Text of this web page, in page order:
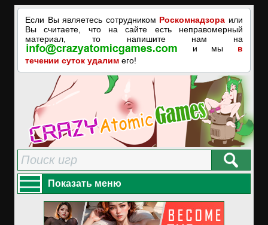
Если Вы являетесь сотрудником Роскомнадзора или
Вы считаете, что на сайте есть неправомерный
материал, то напишите нам на
и мы в
течении суток удалим его!
Показать меню